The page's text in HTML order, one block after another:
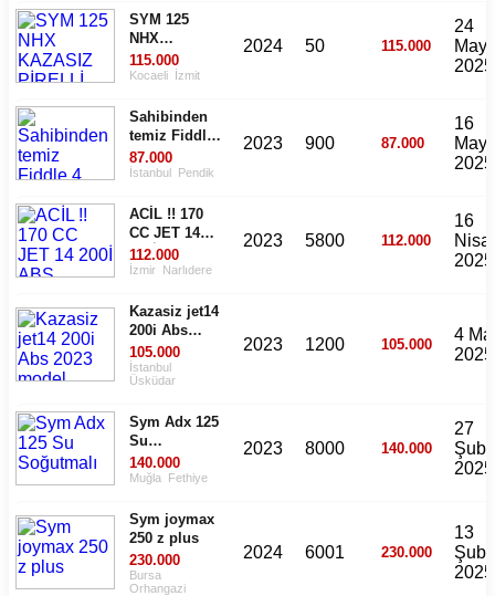
SYM 125
NHX
KAZASIZ
PİRELLİ
LASTİKLİ
115.000
Kocaeli İzmit
2024 50 115.000
24
2025
Sahibinden
temiz Fiddle
4 sıfır sayılır
87.000
İstanbul Pendik
2023 900 87.000
16
2025
ACİL !! 170
CC JET 14
200İ ABS
112.000
İzmir Narlıdere
2023 5800 112.000
16
2025
Kazasiz jet14
200i Abs
2023 model
105.000
İstanbul
Üsküdar
2023 1200 105.000
4
2025
Sym Adx 125
Su
Soğutmalı
140.000
Muğla Fethiye
2023 8000 140.000
27
2025
Sym joymax
250 z plus
230.000
Bursa
Orhangazi
2024 6001 230.000
13
2025